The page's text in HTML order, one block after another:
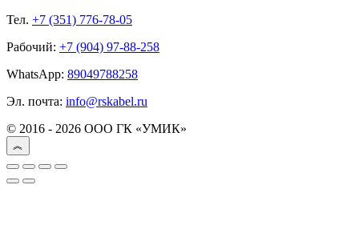
Тел. +7 (351) 776-78-05
Рабочий: +7 (904) 97-88-258
WhatsApp: 89049788258
Эл. почта: info@rskabel.ru
© 2016 - 2026 ООО ГК «УМИК»